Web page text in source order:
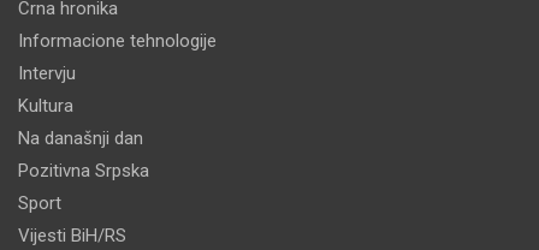
Crna hronika
Informacione tehnologije
Intervju
Kultura
Na današnji dan
Pozitivna Srpska
Sport
Vijesti BiH/RS